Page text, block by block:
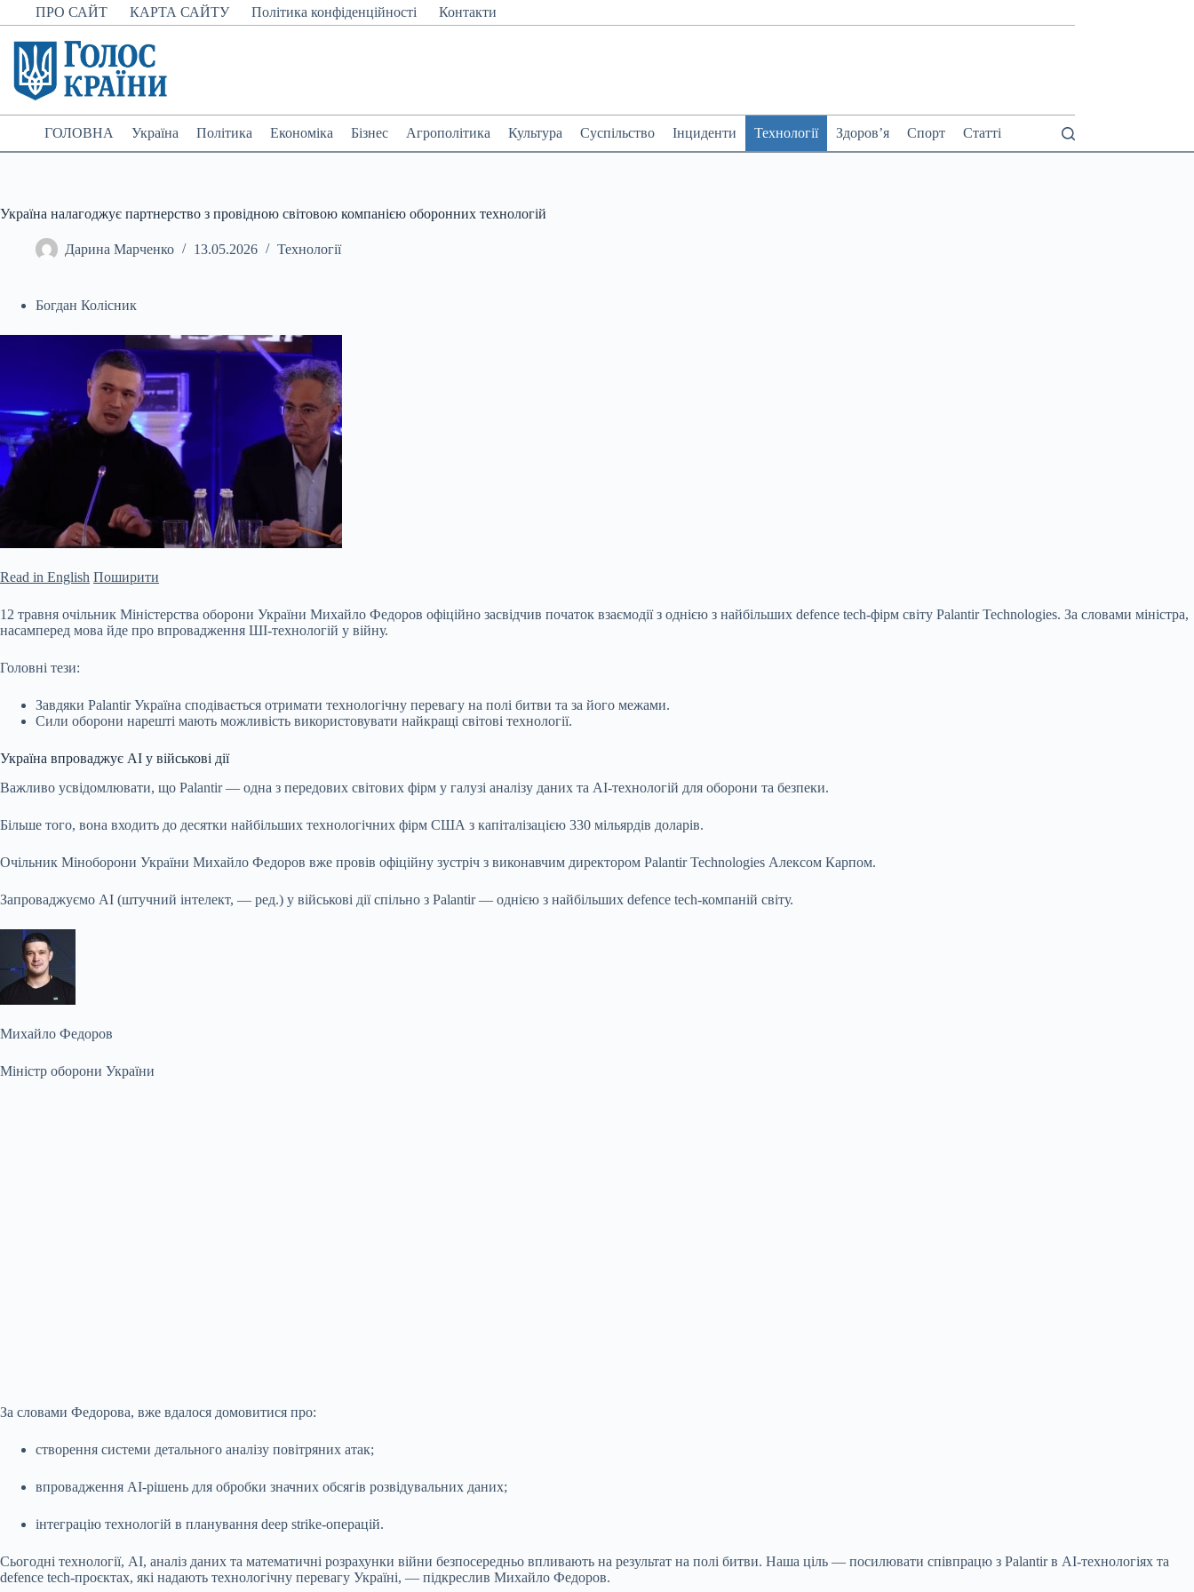
Перейти
до
вмісту
ПРО САЙТ КАРТА САЙТУ Політика конфіденційності Контакти
ГОЛОВНА Україна Політика Економіка Бізнес Агрополітика Культура Суспільство Інциденти Технології Здоров’я Спорт Статті
Україна налагоджує партнерство з провідною світовою компанією оборонних технологій
Дарина Марченко 13.05.2026 Технології
Богдан Колісник
Read in English Поширити
12 травня очільник Міністерства оборони України Михайло Федоров офіційно засвідчив початок взаємодії з однією з найбільших defence tech-фірм світу Palantir Technologies. За словами міністра,
насамперед мова йде про впровадження ШІ-технологій у війну.
Головні тези:
Завдяки Palantir Україна сподівається отримати технологічну перевагу на полі битви та за його межами.
Сили оборони нарешті мають можливість використовувати найкращі світові технології.
Україна впроваджує AI у військові дії
Важливо усвідомлювати, що Palantir — одна з передових світових фірм у галузі аналізу даних та AI-технологій для оборони та безпеки.
Більше того, вона входить до десятки найбільших технологічних фірм США з капіталізацією 330 мільярдів доларів.
Очільник Міноборони України Михайло Федоров вже провів офіційну зустріч з виконавчим директором Palantir Technologies Алексом Карпом.
Запроваджуємо AI (штучний інтелект, — ред.) у військові дії спільно з Palantir — однією з найбільших defence tech-компаній світу.
Михайло Федоров
Міністр оборони України
За словами Федорова, вже вдалося домовитися про:
створення системи детального аналізу повітряних атак;
впровадження AI-рішень для обробки значних обсягів розвідувальних даних;
інтеграцію технологій в планування deep strike-операцій.
Сьогодні технології, AI, аналіз даних та математичні розрахунки війни безпосередньо впливають на результат на полі битви. Наша ціль — посилювати співпрацю з Palantir в AI-технологіях та
defence tech-проєктах, які надають технологічну перевагу Україні, — підкреслив Михайло Федоров.